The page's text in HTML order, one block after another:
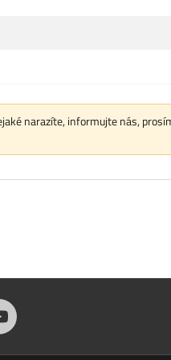
narazíte, informujte nás,